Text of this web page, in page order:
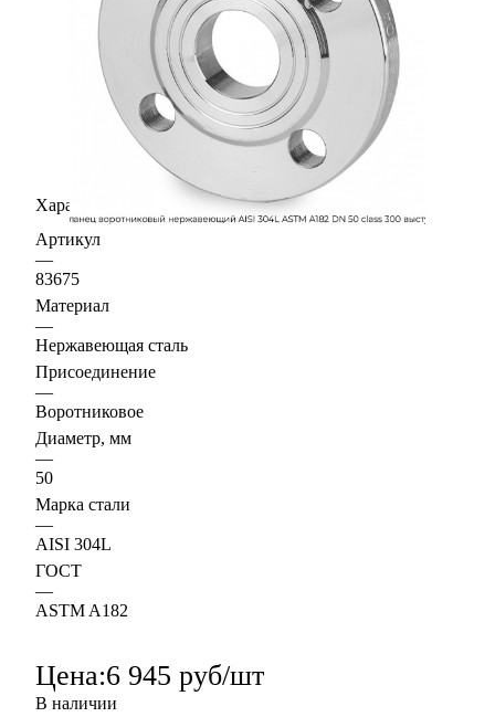
Характеристики
Артикул
—
83675
Материал
—
Нержавеющая сталь
Присоединение
—
Воротниковое
Диаметр, мм
—
50
Марка стали
—
AISI 304L
ГОСТ
—
ASTM A182
Цена:6 945 руб/шт
В наличии